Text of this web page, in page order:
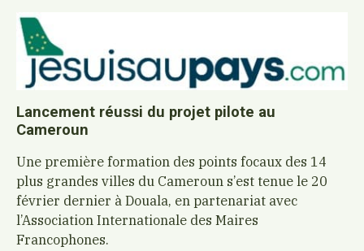
Lancement réussi du projet pilote au
Cameroun
Une première formation des points focaux des 14
plus grandes villes du Cameroun s’est tenue le 20
février dernier à Douala, en partenariat avec
l’Association Internationale des Maires
Francophones.